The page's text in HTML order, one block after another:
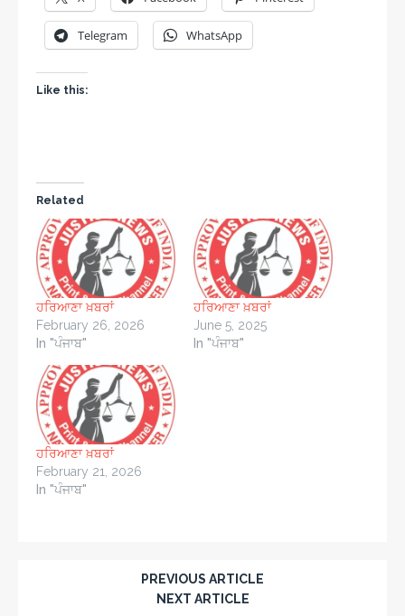
Telegram WhatsApp
Like this:
Related
ਹਰਿਆਣਾ ਖ਼ਬਰਾਂ
February 26, 2026
In "ਪੰਜਾਬ"
ਹਰਿਆਣਾ ਖ਼ਬਰਾਂ
June 5, 2025
In "ਪੰਜਾਬ"
ਹਰਿਆਣਾ ਖ਼ਬਰਾਂ
February 21, 2026
In "ਪੰਜਾਬ"
PREVIOUS ARTICLE
NEXT ARTICLE